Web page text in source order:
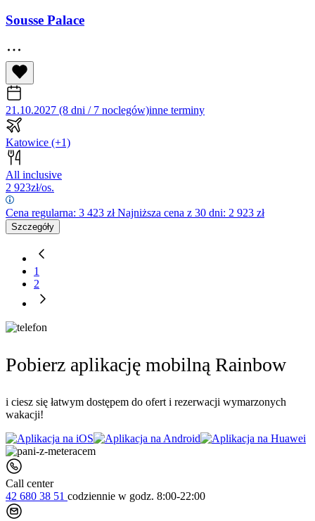
Sousse Palace
21.10.2027 (8 dni / 7 noclegów)inne terminy
Katowice (+1)
All inclusive
2 923zł/os.
Cena regularna: 3 423 złNajniższa cena z 30 dni: 2 923 zł
Szczegóły
1
2
Pobierz aplikację mobilną Rainbow
i ciesz się łatwym dostępem do ofert i rezerwacji wymarzonych
wakacji!
Call center
42 680 38 51 codziennie w godz. 8:00-22:00